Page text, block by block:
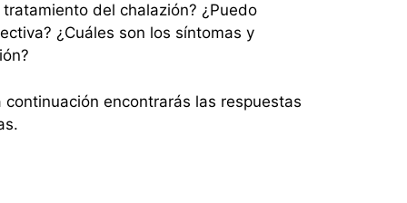
del chalazión? ¿Puedo
¿Cuáles son los síntomas y
continuación encontrarás las respuestas